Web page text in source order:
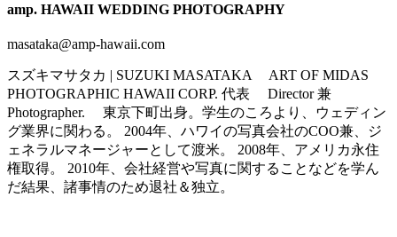
amp. HAWAII WEDDING PHOTOGRAPHY
masataka@amp-hawaii.com
スズキマサタカ | SUZUKI MASATAKA ART OF MIDAS
PHOTOGRAPHIC HAWAII CORP. 代表 Director 兼
Photographer. 東京下町出身。学生のころより、ウェディン
グ業界に関わる。 2004年、ハワイの写真会社のCOO兼、ジ
ェネラルマネージャーとして渡米。 2008年、アメリカ永住
権取得。 2010年、会社経営や写真に関することなどを学ん
だ結果、諸事情のため退社＆独立。